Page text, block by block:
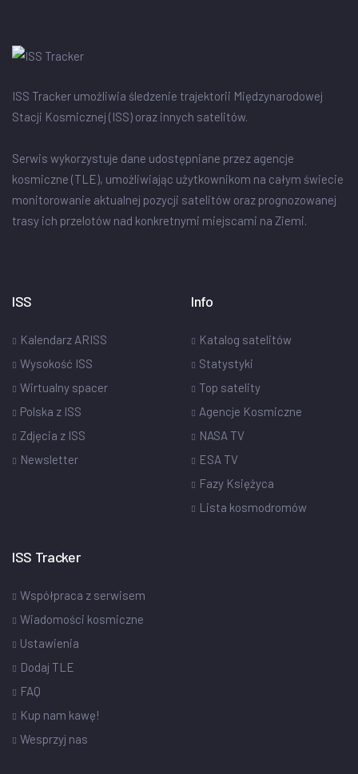
ISS Tracker umożliwia śledzenie trajektorii Międzynarodowej
Stacji Kosmicznej (ISS) oraz innych satelitów.
Serwis wykorzystuje dane udostępniane przez agencje
kosmiczne (TLE), umożliwiając użytkownikom na całym świecie
monitorowanie aktualnej pozycji satelitów oraz prognozowanej
trasy ich przelotów nad konkretnymi miejscami na Ziemi.
ISS
Kalendarz ARISS
Wysokość ISS
Wirtualny spacer
Polska z ISS
Zdjęcia z ISS
Newsletter
Info
Katalog satelitów
Statystyki
Top satelity
Agencje Kosmiczne
NASA TV
ESA TV
Fazy Księżyca
Lista kosmodromów
ISS Tracker
Współpraca z serwisem
Wiadomości kosmiczne
Ustawienia
Dodaj TLE
FAQ
Kup nam kawę!
Wesprzyj nas